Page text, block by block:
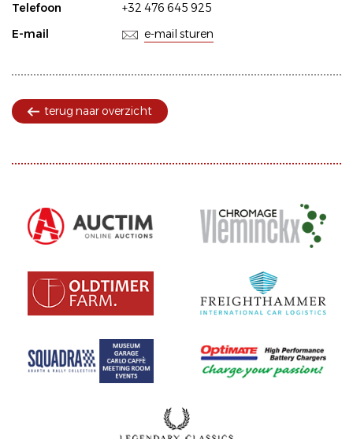
Telefoon
+32 476 645 925
E-mail
e-mail sturen
terug naar overzicht